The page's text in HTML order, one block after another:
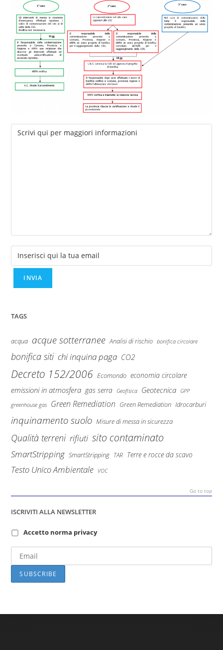
TAGS
acqua acque sotterranee Analisi di rischio bonifica circolare
bonifica siti chi inquina paga CO2
Decreto 152/2006 Ecomondo economia circolare
emissioni in atmosfera gas serra Geofisica Geotecnica GPP
greenhouse gas Green Remediation Green Remediation Idrocarburi
inquinamento suolo Misure di messa in sicurezza
Qualità terreni rifiuti sito contaminato
SmartStripping SmartStripping TAR Terre e rocce da scavo
Testo Unico Ambientale VOC
Go to top
ISCRIVITI ALLA NEWSLETTER
Accetto norma privacy